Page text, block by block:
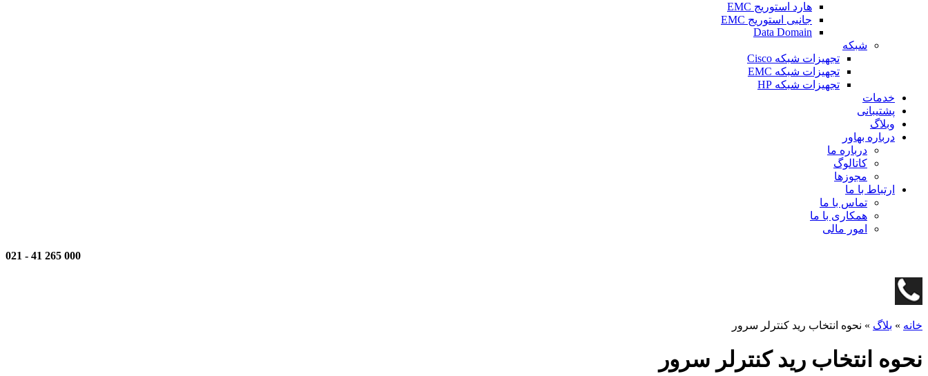
هارد استوریج EMC
جانبی استوریج EMC
Data Domain
شبکه
تجهیزات شبکه Cisco
تجهیزات شبکه EMC
تجهیزات شبکه HP
خدمات
پشتیبانی
وبلاگ
درباره بهاور
درباره ما
کاتالوگ
مجوزها
ارتباط با ما
تماس با ما
همکاری با ما
امور مالی
000 265 41
-
خانه » بلاگ » نحوه انتخاب رید کنترلر سرور
نحوه انتخاب رید کنترلر سرور